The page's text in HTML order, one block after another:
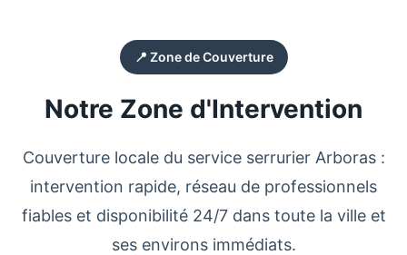
📍 Zone de Couverture
Notre Zone d'Intervention
Couverture locale du service serrurier Arboras:
intervention rapide, réseau de professionnels
fiables et disponibilité 24/7 dans toute la ville et
ses environs immédiats.